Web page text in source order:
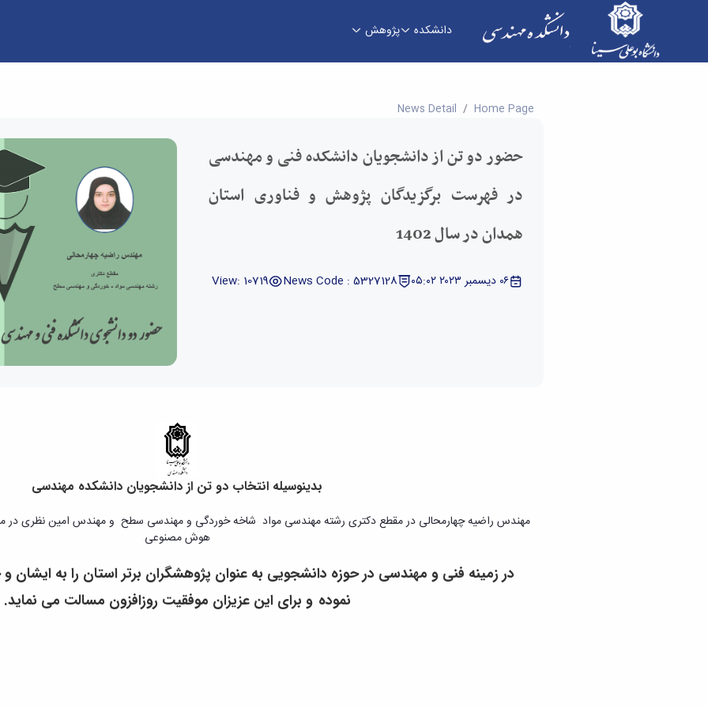
دانشکده پژوهش
حضور دو تن از دانشجویان دانشکده فنی و مهندسی در فهرست برگزیدگان پژوهش و فناوری استان همدان در سال 1402 - دانشکده
Home Page
News Detail
حضور دو تن از دانشجویان دانشکده فنی و مهندسی
در فهرست برگزیدگان پژوهش و فناوری استان
همدان در سال 1402
٠٦ ديسمبر ٢٠٢٣ ٠٥:٠٢ News Code : 5327128
View: 10719
بدینوسیله انتخاب دو تن از دانشجویان دانشکده مهندسی
مهندس راضیه چهارمحالی در مقطع دکتری رشته مهندسی مواد شاخه خوردگی و مهندسی سطح و مهندس امین نظری در
هوش مصنوعی
در زمینه فنی و مهندسی در حوزه دانشجویی به عنوان پژوهشگران برتر استان را به ایشان
نموده و برای این عزیزان موفقیت روزافزون مسالت می نماید.